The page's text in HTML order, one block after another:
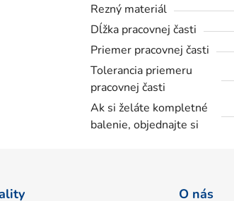
Rezný materiál
Dĺžka pracovnej časti
Priemer pracovnej časti
Tolerancia priemeru
pracovnej časti
Ak si želáte kompletné
balenie, objednajte si
O nás